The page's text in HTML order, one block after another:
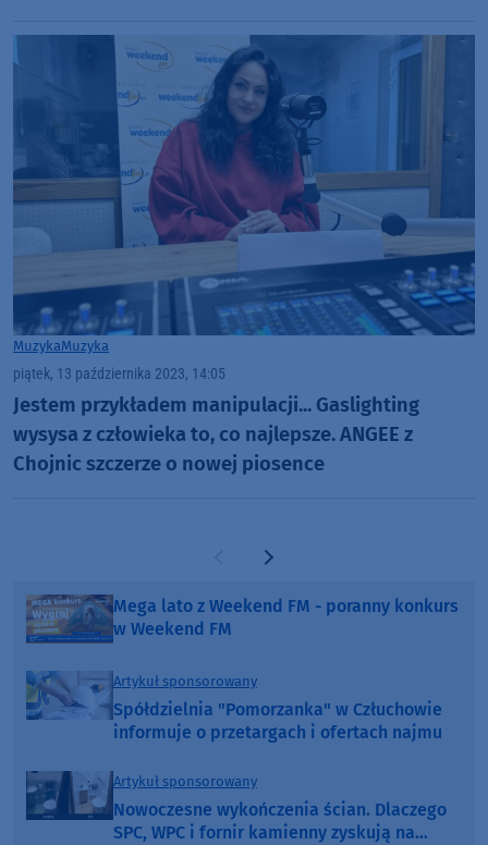
MuzykaMuzyka
piątek, 13 października 2023, 14:05
Jestem przykładem manipulacji... Gaslighting
wysysa z człowieka to, co najlepsze. ANGEE z
Chojnic szczerze o nowej piosence
Poprzednia strona
Następna strona
Mega lato z Weekend FM - poranny konkurs
w Weekend FM
Artykuł sponsorowany
Spółdzielnia "Pomorzanka" w Człuchowie
informuje o przetargach i ofertach najmu
Artykuł sponsorowany
Nowoczesne wykończenia ścian. Dlaczego
SPC, WPC i fornir kamienny zyskują na